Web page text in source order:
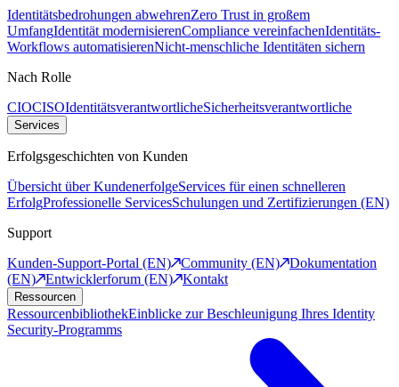
Identitätsbedrohungen abwehrenZero Trust in großem
UmfangIdentität modernisierenCompliance vereinfachenIdentitäts-
Workflows automatisierenNicht-menschliche Identitäten sichern
Nach Rolle
CIOCISOIdentitätsverantwortlicheSicherheitsverantwortliche
Services
Erfolgsgeschichten von Kunden
Übersicht über KundenerfolgeServices für einen schnelleren
ErfolgProfessionelle ServicesSchulungen und Zertifizierungen (EN)
Support
Kunden-Support-Portal (EN)
Community (EN)
Dokumentation
(EN)
Entwicklerforum (EN) Kontakt
Ressourcen
RessourcenbibliothekEinblicke zur Beschleunigung Ihres Identity
Security-Programms